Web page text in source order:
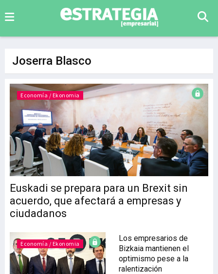
Joserra Blasco
Euskadi se prepara para un Brexit sin
acuerdo, que afectará a empresas y
ciudadanos
Economía / Ekonomia
Economía / Ekonomia
Los empresarios de
Bizkaia mantienen el
optimismo pese a la
ralentización